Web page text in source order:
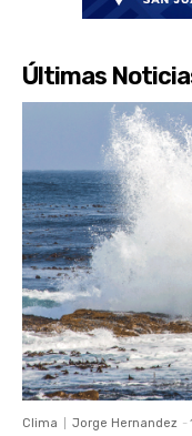
Últimas
Clima Jorge Hernandez -